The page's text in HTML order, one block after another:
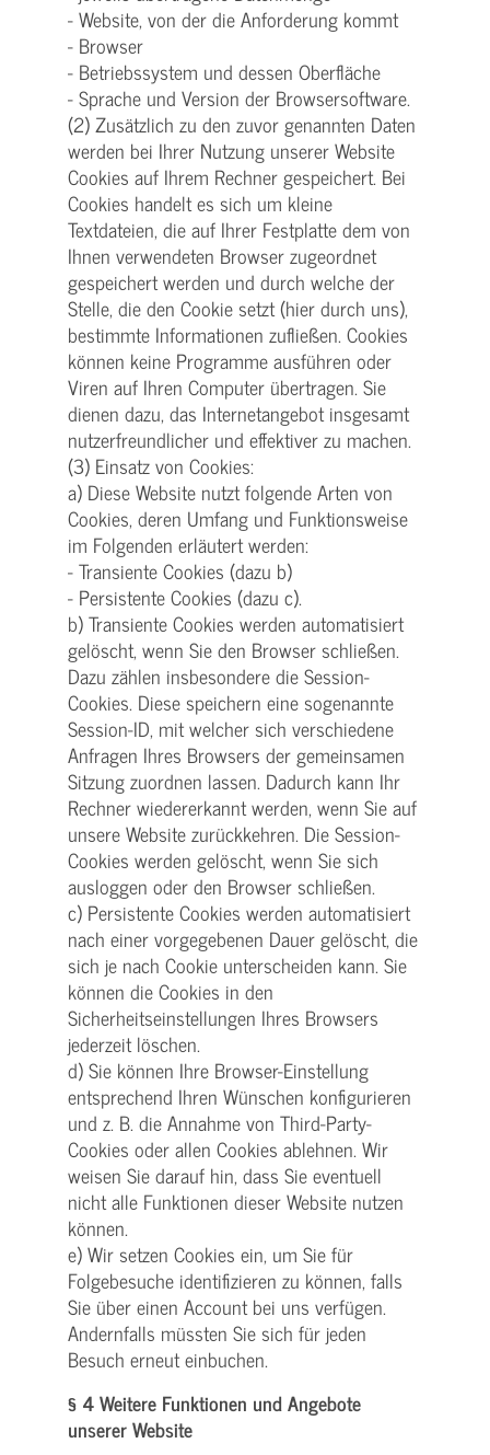
- Website, von der die Anforderung kommt
- Browser
- Betriebssystem und dessen Oberfläche
- Sprache und Version der Browsersoftware.
(2) Zusätzlich zu den zuvor genannten Daten
werden bei Ihrer Nutzung unserer Website
Cookies auf Ihrem Rechner gespeichert. Bei
Cookies handelt es sich um kleine
Textdateien, die auf Ihrer Festplatte dem von
Ihnen verwendeten Browser zugeordnet
gespeichert werden und durch welche der
Stelle, die den Cookie setzt (hier durch uns),
bestimmte Informationen zufließen. Cookies
können keine Programme ausführen oder
Viren auf Ihren Computer übertragen. Sie
dienen dazu, das Internetangebot insgesamt
nutzerfreundlicher und effektiver zu machen.
(3) Einsatz von Cookies:
a) Diese Website nutzt folgende Arten von
Cookies, deren Umfang und Funktionsweise
im Folgenden erläutert werden:
- Transiente Cookies (dazu b)
- Persistente Cookies (dazu c).
b) Transiente Cookies werden automatisiert
gelöscht, wenn Sie den Browser schließen.
Dazu zählen insbesondere die Session-
Cookies. Diese speichern eine sogenannte
Session-ID, mit welcher sich verschiedene
Anfragen Ihres Browsers der gemeinsamen
Sitzung zuordnen lassen. Dadurch kann Ihr
Rechner wiedererkannt werden, wenn Sie auf
unsere Website zurückkehren. Die Session-
Cookies werden gelöscht, wenn Sie sich
ausloggen oder den Browser schließen.
c) Persistente Cookies werden automatisiert
nach einer vorgegebenen Dauer gelöscht, die
sich je nach Cookie unterscheiden kann. Sie
können die Cookies in den
Sicherheitseinstellungen Ihres Browsers
jederzeit löschen.
d) Sie können Ihre Browser-Einstellung
entsprechend Ihren Wünschen konfigurieren
und z. B. die Annahme von Third-Party-
Cookies oder allen Cookies ablehnen. Wir
weisen Sie darauf hin, dass Sie eventuell
nicht alle Funktionen dieser Website nutzen
können.
e) Wir setzen Cookies ein, um Sie für
Folgebesuche identifizieren zu können, falls
Sie über einen Account bei uns verfügen.
Andernfalls müssten Sie sich für jeden
Besuch erneut einbuchen.
§ 4 Weitere Funktionen und Angebote
unserer Website